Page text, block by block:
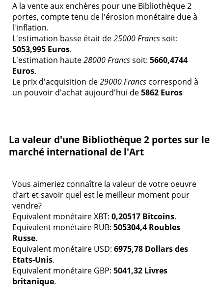
A la vente aux enchères pour une Bibliothèque 2
portes, compte tenu de l'érosion monétaire due à
l'inflation.
L'estimation basse était de25000 Francssoit:
5053,995 Euros.
L'estimation haute28000 Francssoit: 5660,4744
Euros.
Le prix d'acquisition de29000 Francs correspond à
un pouvoir d'achat aujourd'hui de5862 Euros
La valeur d'une Bibliothèque 2 portes sur le
marché international de l'Art
Vous aimeriez connaître la valeur de votre oeuvre
d’art et savoir quel est le meilleur moment pour
vendre?
Equivalent monétaire XBT: 0,20517 Bitcoins.
Equivalent monétaire RUB: 505304,4 Roubles
Russe.
Equivalent monétaire USD: 6975,78 Dollars des
Etats-Unis.
Equivalent monétaire GBP: 5041,32 Livres
britanique.